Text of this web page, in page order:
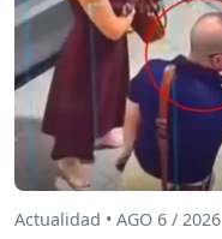
Actualidad • AGO 6 / 2026